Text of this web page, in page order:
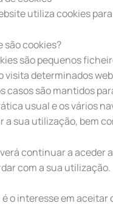
utiliza cookies
são cookies?
são pequenos
visita determinados
casos são mantidos
usual e os vários
a sua utilização, bem
continuar a aceder
com a sua utilização.
é o interesse em aceitar